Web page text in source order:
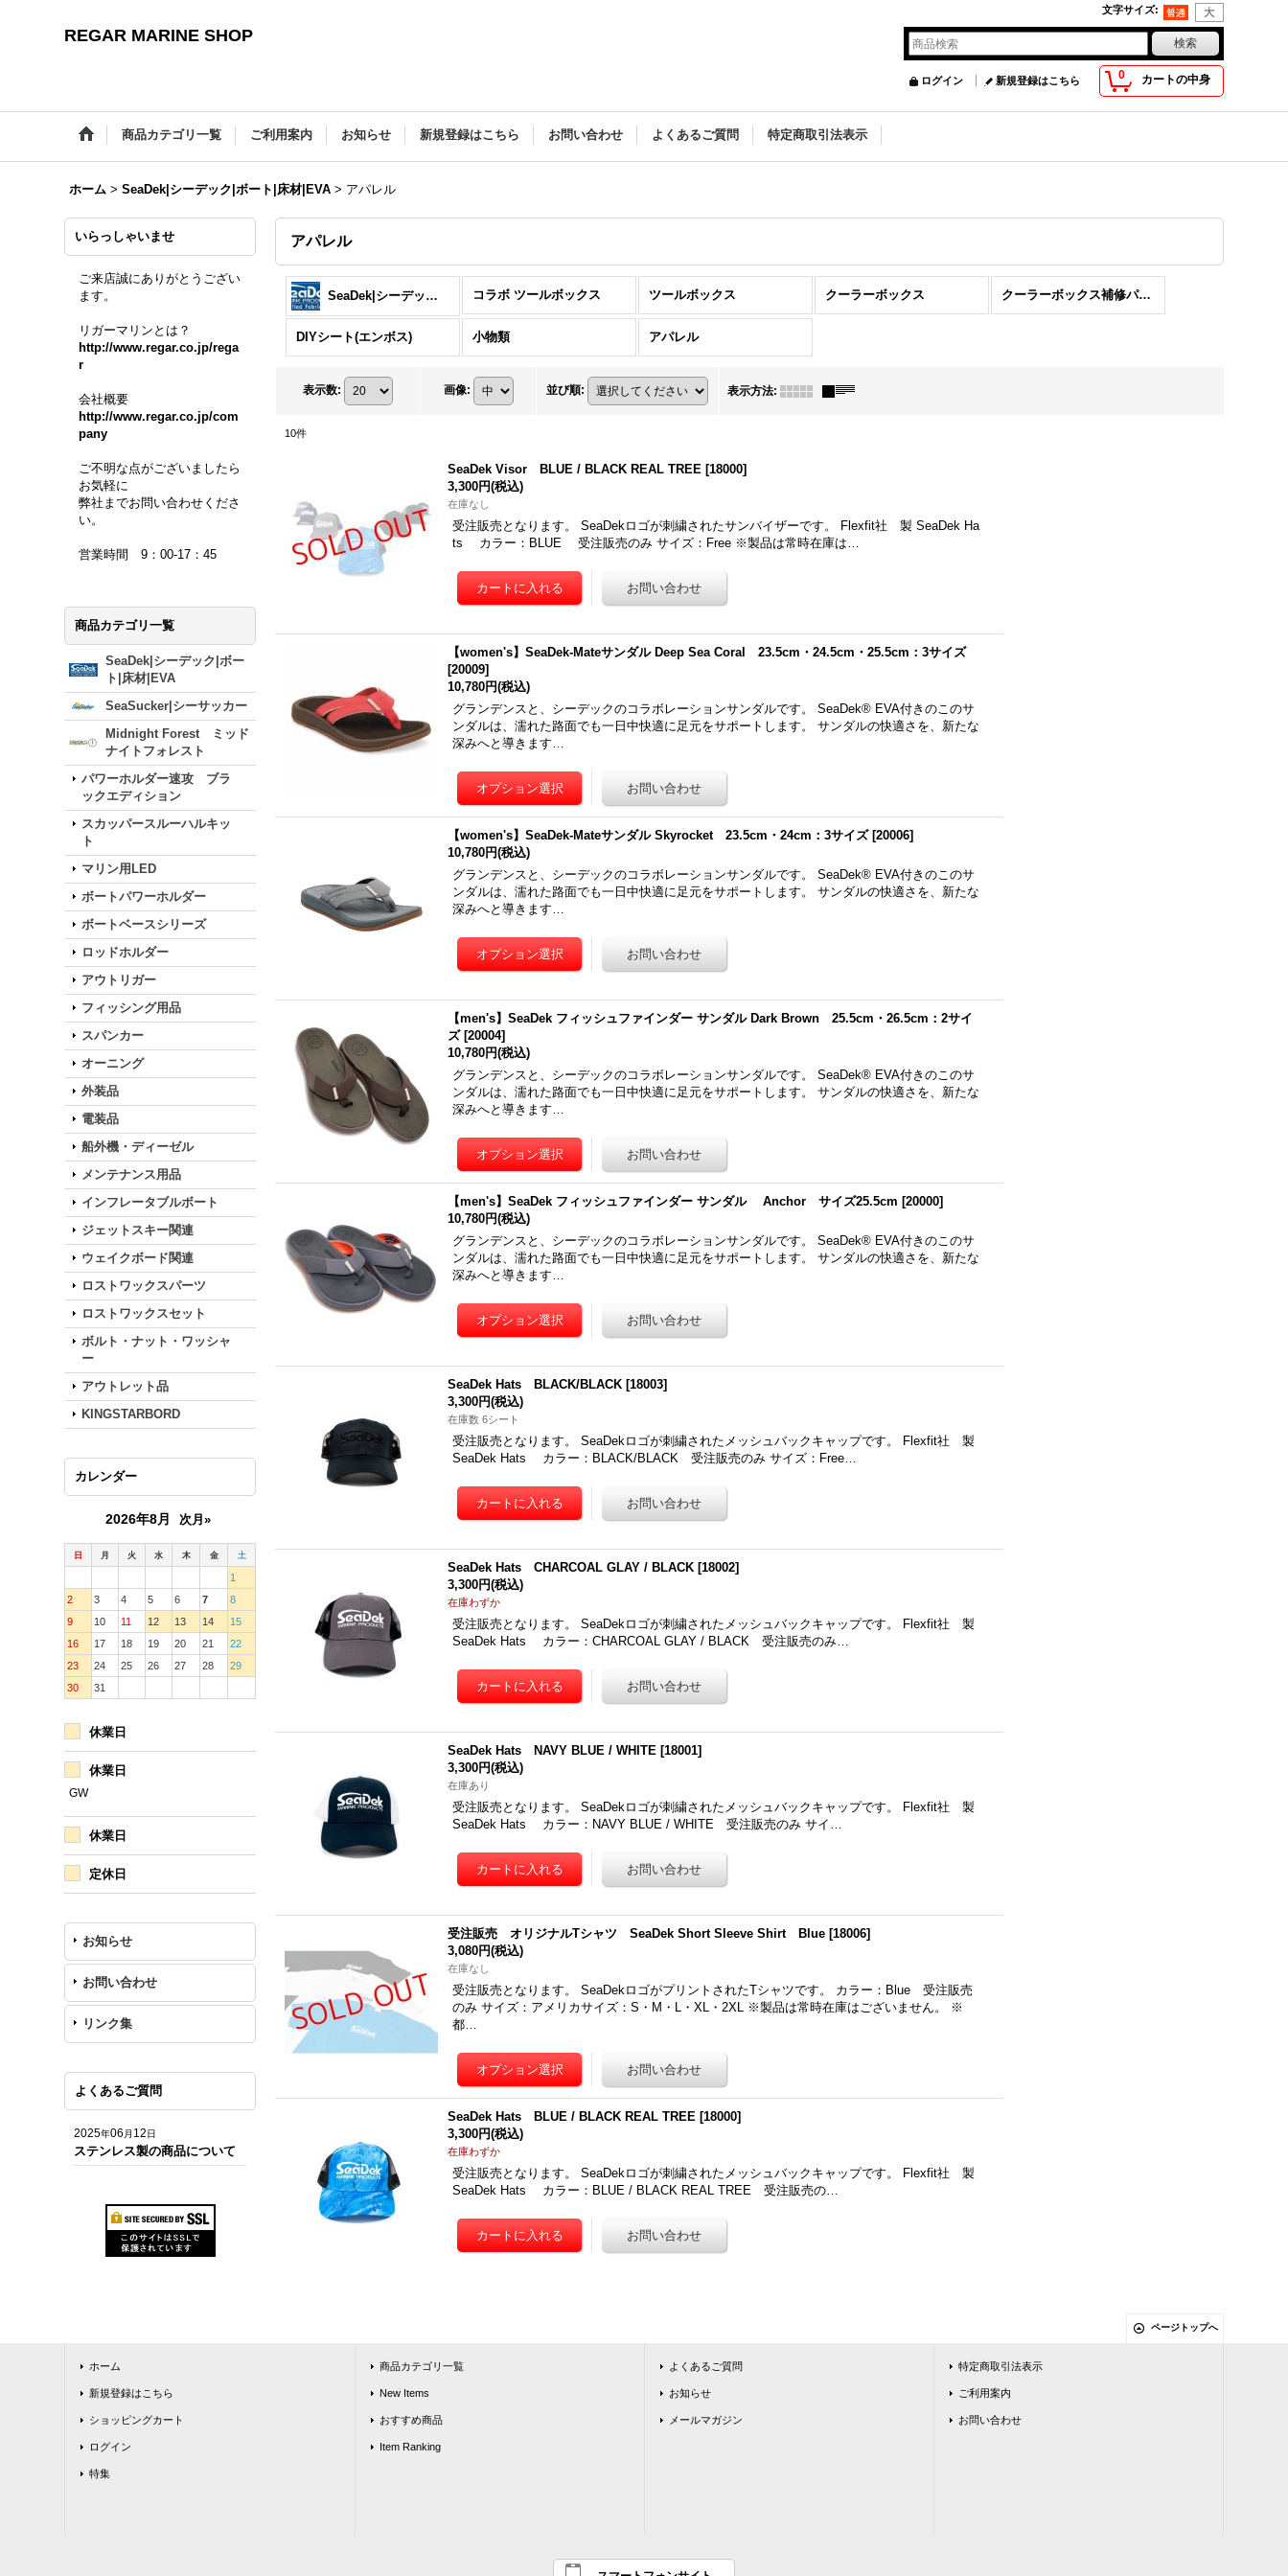
文字サイズ:
REGAR MARINE SHOP
0 カートの中身
ログイン 新規登録はこちら
商品カテゴリ一覧 ご利用案内 お知らせ 新規登録はこちら お問い合わせ よくあるご質問 特定商取引法表示
ホーム > SeaDek|シーデック|ボート|床材|EVA > アパレル
いらっしゃいませ
ご来店誠にありがとうござい
ます。
リガーマリンとは？
http://www.regar.co.jp/rega
r
会社概要
http://www.regar.co.jp/com
pany
ご不明な点がございましたら
お気軽に
弊社までお問い合わせくださ
い。
営業時間 9：00-17：45
商品カテゴリ一覧
SeaDek|シーデック|ボー
ト|床材|EVA
SeaSucker|シーサッカー
Midnight Forest ミッド
ナイトフォレスト
パワーホルダー速攻 ブラ
ックエディション
スカッパースルーハルキッ
ト
マリン用LED
ボートパワーホルダー
ボートベースシリーズ
ロッドホルダー
アウトリガー
フィッシング用品
スパンカー
オーニング
外装品
電装品
船外機・ディーゼル
メンテナンス用品
インフレータブルボート
ジェットスキー関連
ウェイクボード関連
ロストワックスパーツ
ロストワックスセット
ボルト・ナット・ワッシャ
ー
アウトレット品
KINGSTARBORD
カレンダー
2026年8月 次月»
日 月 火 水 木 金 土
1
2
3 4 5 6 7
8
9
10 11 12 13 14
15
16
17 18 19 20 21
22
23
24 25 26 27 28
29
30
31
休業日
休業日
GW
休業日
定休日
お知らせ
お問い合わせ
リンク集
よくあるご質問
2025年06 月 12日
ステンレス製の商品について
アパレル
SeaDek|シーデック|ボート|床材|EVA (全商品) コラボ ツールボックス ツールボックス クーラーボックス クーラーボックス補修パーツ
DIYシート(エンボス) 小物類 アパレル
表示数: 画像: 並び順: 表示方法:
10件
SeaDek Visor BLUE / BLACK REAL TREE [18000]
3,300円(税込)
在庫なし
受注販売となります。 SeaDekロゴが刺繍されたサンバイザーです。 Flexfit社 製 SeaDek Ha
ts カラー：BLUE 受注販売のみ サイズ：Free ※製品は常時在庫は…
【women's】SeaDek-Mateサンダル Deep Sea Coral 23.5cm・24.5cm・25.5cm：3サイズ
[20009]
10,780円(税込)
グランデンスと、シーデックのコラボレーションサンダルです。 SeaDek® EVA付きのこのサ
ンダルは、濡れた路面でも一日中快適に足元をサポートします。 サンダルの快適さを、新たな
深みへと導きます…
【women's】SeaDek-Mateサンダル Skyrocket 23.5cm・24cm：3サイズ [20006]
10,780円(税込)
グランデンスと、シーデックのコラボレーションサンダルです。 SeaDek® EVA付きのこのサ
ンダルは、濡れた路面でも一日中快適に足元をサポートします。 サンダルの快適さを、新たな
深みへと導きます…
【men's】SeaDek フィッシュファインダー サンダル Dark Brown 25.5cm・26.5cm：2サイ
ズ [20004]
10,780円(税込)
グランデンスと、シーデックのコラボレーションサンダルです。 SeaDek® EVA付きのこのサ
ンダルは、濡れた路面でも一日中快適に足元をサポートします。 サンダルの快適さを、新たな
深みへと導きます…
【men's】SeaDek フィッシュファインダー サンダル Anchor サイズ25.5cm [20000]
10,780円(税込)
グランデンスと、シーデックのコラボレーションサンダルです。 SeaDek® EVA付きのこのサ
ンダルは、濡れた路面でも一日中快適に足元をサポートします。 サンダルの快適さを、新たな
深みへと導きます…
SeaDek Hats BLACK/BLACK [18003]
3,300円(税込)
在庫数 6シート
受注販売となります。 SeaDekロゴが刺繍されたメッシュバックキャップです。 Flexfit社 製
SeaDek Hats カラー：BLACK/BLACK 受注販売のみ サイズ：Free…
SeaDek Hats CHARCOAL GLAY / BLACK [18002]
3,300円(税込)
在庫わずか
受注販売となります。 SeaDekロゴが刺繍されたメッシュバックキャップです。 Flexfit社 製
SeaDek Hats カラー：CHARCOAL GLAY / BLACK 受注販売のみ…
SeaDek Hats NAVY BLUE / WHITE [18001]
3,300円(税込)
在庫あり
受注販売となります。 SeaDekロゴが刺繍されたメッシュバックキャップです。 Flexfit社 製
SeaDek Hats カラー：NAVY BLUE / WHITE 受注販売のみ サイ…
受注販売 オリジナルTシャツ SeaDek Short Sleeve Shirt Blue [18006]
3,080円(税込)
在庫なし
受注販売となります。 SeaDekロゴがプリントされたTシャツです。 カラー：Blue 受注販売
のみ サイズ：アメリカサイズ：S・M・L・XL・2XL ※製品は常時在庫はございません。 ※
都…
SeaDek Hats BLUE / BLACK REAL TREE [18000]
3,300円(税込)
在庫わずか
受注販売となります。 SeaDekロゴが刺繍されたメッシュバックキャップです。 Flexfit社 製
SeaDek Hats カラー：BLUE / BLACK REAL TREE 受注販売の…
ページトップへ
ホーム
新規登録はこちら
ショッピングカート
ログイン
特集
商品カテゴリ一覧
New Items
おすすめ商品
Item Ranking
よくあるご質問
お知らせ
メールマガジン
特定商取引法表示
ご利用案内
お問い合わせ